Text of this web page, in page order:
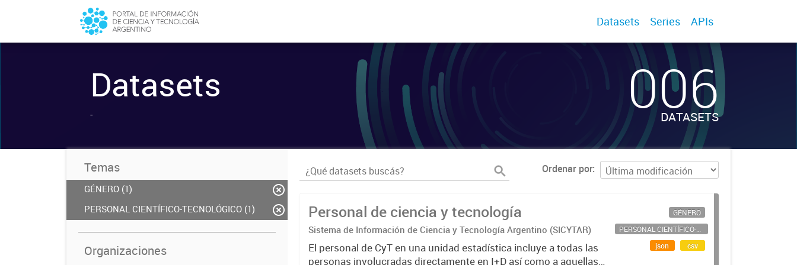
Datasets Series APIs
Datasets
- 006
DATASETS
Temas
GÉNERO (1)
PERSONAL CIENTÍFICO-TECNOLÓGICO (1)
Organizaciones
Ordenar por
Personal de ciencia y tecnología
Sistema de Información de Ciencia y Tecnología Argentino (SICYTAR)
El personal de CyT en una unidad estadística incluye a todas las
personas involucradas directamente en I+D así como a aquellas
GÉNERO
PERSONAL CIENTÍFICO-TECNOLÓGICO
json
csv